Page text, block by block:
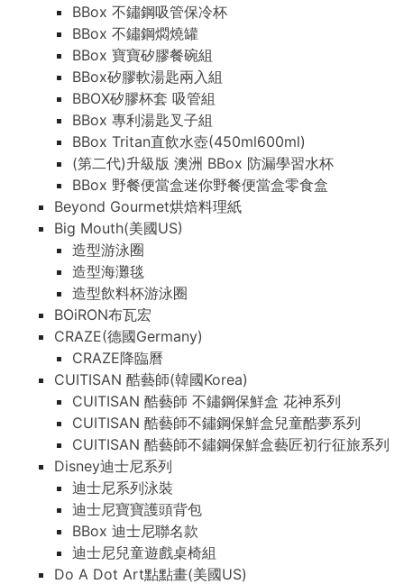
BBox 不鏽鋼吸管保冷杯
BBox 不鏽鋼燜燒罐
BBox 寶寶矽膠餐碗組
BBox矽膠軟湯匙兩入組
BBOX矽膠杯套 吸管組
BBox 專利湯匙叉子組
BBox Tritan直飲水壺(450ml600ml)
(第二代)升級版 澳洲 BBox 防漏學習水杯
BBox 野餐便當盒迷你野餐便當盒零食盒
Beyond Gourmet烘焙料理紙
Big Mouth(美國US)
造型游泳圈
造型海灘毯
造型飲料杯游泳圈
BOiRON布瓦宏
CRAZE(德國Germany)
CRAZE降臨曆
CUITISAN 酷藝師(韓國Korea)
CUITISAN 酷藝師 不鏽鋼保鮮盒 花神系列
CUITISAN 酷藝師不鏽鋼保鮮盒兒童酷夢系列
CUITISAN 酷藝師不鏽鋼保鮮盒藝匠初行征旅系列
Disney迪士尼系列
迪士尼系列泳裝
迪士尼寶寶護頭背包
BBox 迪士尼聯名款
迪士尼兒童遊戲桌椅組
Do A Dot Art點點畫(美國US)